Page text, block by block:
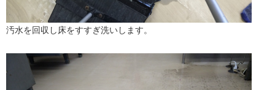
汚水を回収し床をすすぎ洗いします。